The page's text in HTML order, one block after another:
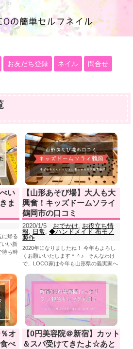
均大好きママブログ
お友だち登録 ネイル 問合せ
い
ま
に帰る
い新
待ち時
【山形あそび場】大人も大
興奮！キッズドームソライ
鶴岡市の口コミ
2020/1/5 おでかけ
お役立ち情
報
日常 ,◆ハンドメイド 布モノ
製作
2020年になりましたね！ 今年もよろし
くお願いいたします＾＾♪ そんなわけ
で、LOCO家は今年も山形県の義実家へ
オ
べ
【0円美容院＠新宿】カット
＆スパ受けてきたよ☆あと